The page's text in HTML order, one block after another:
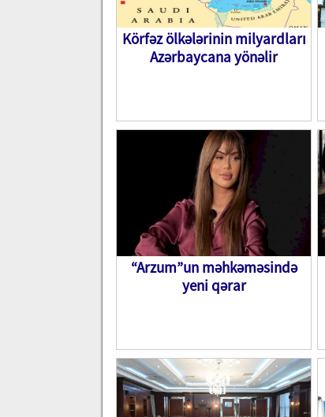
Körfəz ölkələrinin milyardları
Azərbaycana yönəlir
“Arzum”un məhkəməsində
yeni qərar